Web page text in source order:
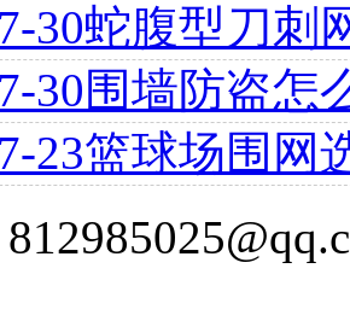
30蛇腹型刀刺
30围墙防盗怎
23篮球场围网